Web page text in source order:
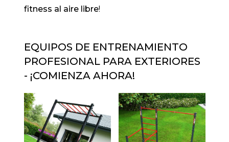
fitness al aire libre!
EQUIPOS DE ENTRENAMIENTO
PROFESIONAL PARA EXTERIORES
- ¡COMIENZA AHORA!